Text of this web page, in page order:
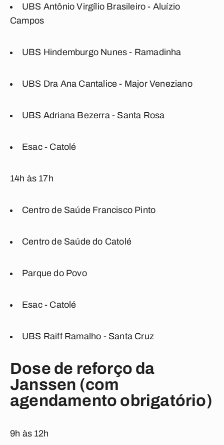
UBS Antônio Virgílio Brasileiro - Aluízio
Campos
UBS Hindemburgo Nunes - Ramadinha
UBS Dra Ana Cantalice - Major Veneziano
UBS Adriana Bezerra - Santa Rosa
Esac - Catolé
14h às 17h
Centro de Saúde Francisco Pinto
Centro de Saúde do Catolé
Parque do Povo
Esac - Catolé
UBS Raiff Ramalho - Santa Cruz
Dose de reforço da
Janssen (com
agendamento obrigatório)
9h às 12h